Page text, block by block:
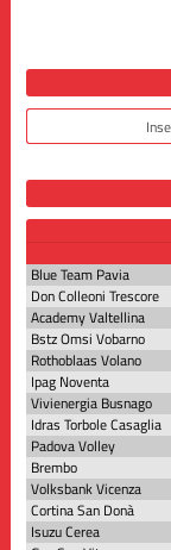
Blue Team Pavia
Don Colleoni Trescore
Academy Valtellina
Bstz Omsi Vobarno
Rothoblaas Volano
Ipag Noventa
Vivienergia Busnago
Idras Torbole Casaglia
Padova Volley
Brembo
Volksbank Vicenza
Cortina San Donà
Isuzu Cerea